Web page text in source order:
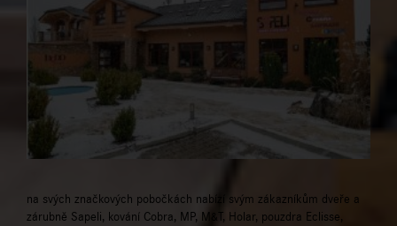
na svých značkových pobočkách nabízí svým zákazníkům dveře a
zárubně Sapeli, kování Cobra, MP, M&T, Holar, pouzdra Eclisse,